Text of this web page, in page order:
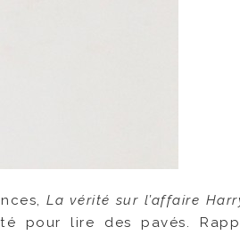
La vérité sur l’affaire
pour lire des pavés.